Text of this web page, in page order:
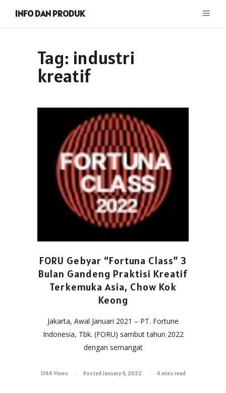
INFO DAN PRODUK
Tag: industri
kreatif
FORU Gebyar “Fortuna Class” 3
Bulan Gandeng Praktisi Kreatif
Terkemuka Asia, Chow Kok
Keong
Jakarta, Awal Januari 2021 – PT. Fortune
Indonesia, Tbk. (FORU) sambut tahun 2022
dengan semangat
1344 Views Posted January 9, 2022 4 mins read